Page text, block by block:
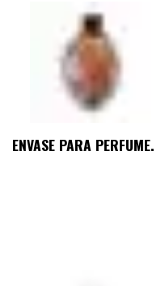
ENVASE PARA PERFUME.